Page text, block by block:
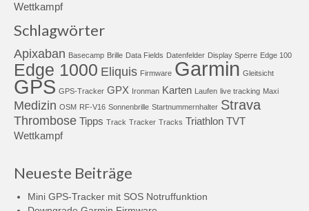
Wettkampf
Schlagwörter
Apixaban Basecamp Brille Data Fields Datenfelder Display Sperre Edge 100
Edge 1000 Eliquis Firmware Garmin Gleitsicht
GPS GPS-Tracker GPX Ironman Karten Laufen live tracking Maxi
Medizin OSM RF-V16 Sonnenbrille Startnummernhalter Strava
Thrombose Tipps Track Tracker Tracks Triathlon TVT
Wettkampf
Neueste Beiträge
Mini GPS-Tracker mit SOS Notruffunktion